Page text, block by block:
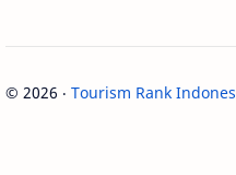
© 2026 ‧ Tourism Rank